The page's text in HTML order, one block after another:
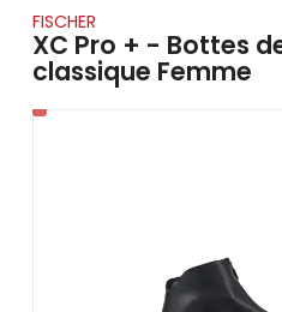
résultat
de
recherche
sélectionné.
FISCHER
XC Pro + - Bottes
classique Femme